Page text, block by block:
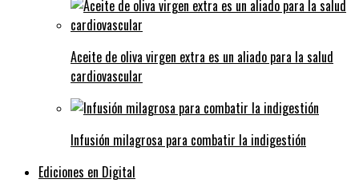
Aceite de oliva virgen extra es un aliado para la salud
cardiovascular
Infusión milagrosa para combatir la indigestión
Ediciones en Digital